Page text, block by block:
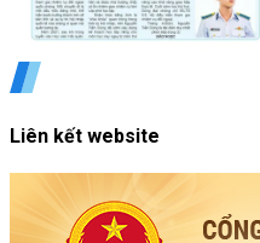
Liên kết website